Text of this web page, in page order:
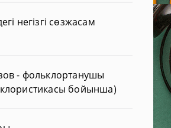
негізгі сөзжасам
- фольклортанушы
бойынша)